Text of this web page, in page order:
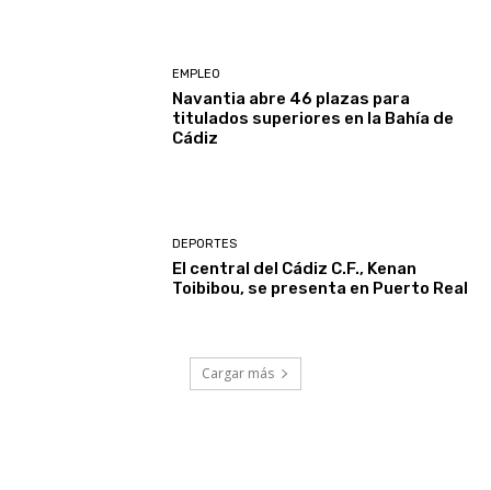
EMPLEO
Navantia abre 46 plazas para
titulados superiores en la Bahía de
Cádiz
DEPORTES
El central del Cádiz C.F., Kenan
Toibibou, se presenta en Puerto Real
Cargar más